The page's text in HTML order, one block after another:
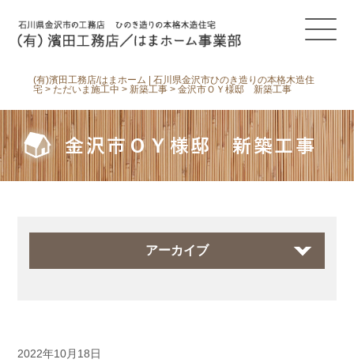
(有)濱田工務店/はまホーム | 石川県金沢市ひのき造りの本格木造住
宅 >ただいま施工中 > 新築工事 >金沢市ＯＹ様邸 新築工事
金沢市ＯＹ様邸 新築工事
アーカイブ
2022年10月18日